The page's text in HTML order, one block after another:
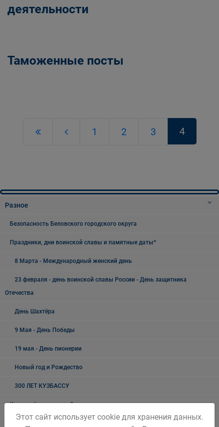
деятельности
Таможенные посты
1 2 3 4
Разное
Безопасность Беловского городского округа
Праздники, дни воинской славы и памятные даты*
8 Марта - Международный женский день
23 февраля - день воинской славы России - День защитника
Отечества
День Шахтёра
9 Мая - День Победы
19 мая - День пионерии
Новый год и Рождество
300 ЛЕТ КУЗБАССУ
Как живёшь, ветеран?
Этот сайт использует cookie для хранения данных.